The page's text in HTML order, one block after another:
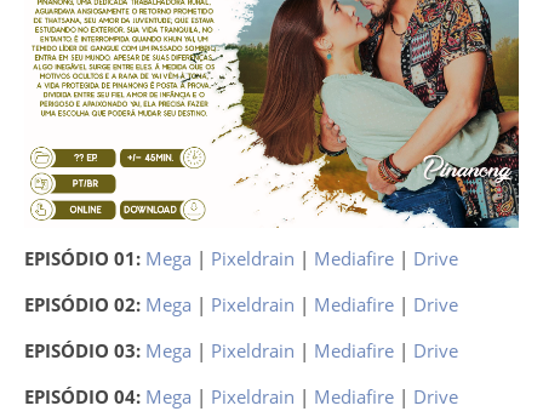
EPISÓDIO 01: Mega | Pixeldrain | Mediafire | Drive
EPISÓDIO 02: Mega | Pixeldrain | Mediafire | Drive
EPISÓDIO 03: Mega | Pixeldrain | Mediafire | Drive
EPISÓDIO 04: Mega | Pixeldrain | Mediafire | Drive